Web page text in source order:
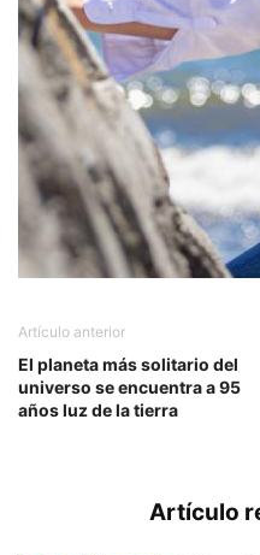
Artículo anterior
El planeta más solitario del
universo se encuentra a 95
años luz de la tierra
Artículo